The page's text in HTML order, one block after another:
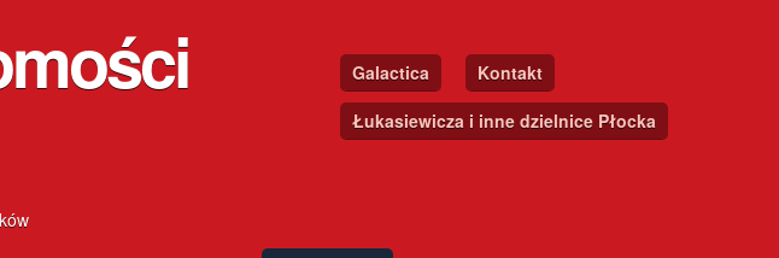
Galactica
Kontakt
Łukasiewicza i inne dzielnice Płocka